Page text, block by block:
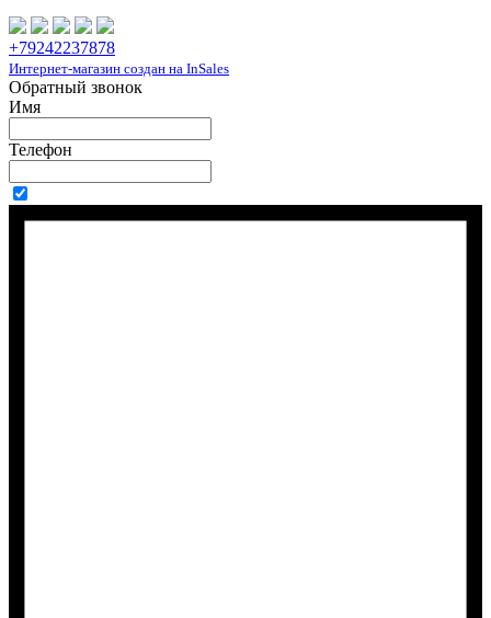
+79242237878
Интернет-магазин создан на InSales
Обратный звонок
Имя
Телефон